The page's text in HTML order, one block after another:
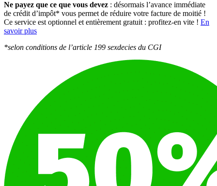
Ne payez que ce que vous devez : désormais l’avance immédiate
de crédit d’impôt* vous permet de réduire votre facture de moitié !
Ce service est optionnel et entièrement gratuit : profitez-en vite ! En
savoir plus
*selon conditions de l’article 199 sexdecies du CGI